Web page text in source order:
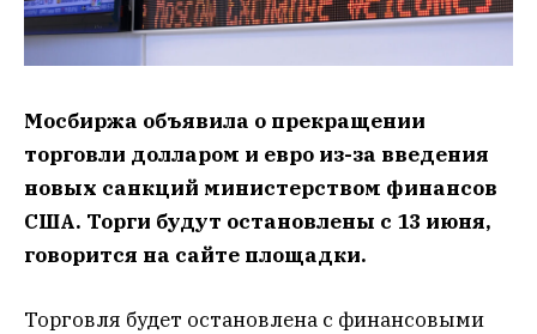
Мосбиржа объявила о прекращении
торговли долларом и евро из-за введения
новых санкций министерством финансов
США. Торги будут остановлены с 13 июня,
говорится на сайте площадки.
Торговля будет остановлена с финансовыми